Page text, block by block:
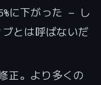
に下がった — し
とは呼ばないだ
正。より多くの